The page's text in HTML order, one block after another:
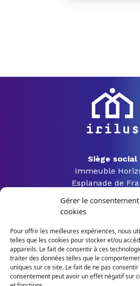
Gérer le
cookies
Pour offrir les meilleures expériences, nous
telles que les cookies pour stocker et/ou
appareils. Le fait de consentir à ces
traiter des données telles que le
uniques sur ce site. Le fait de ne pas
consentement peut avoir un effet négatif sur
Siège social
Immeuble
Esplanade de
3 rue Jacques
42000 Saint
04 28 04
contact@irilus-